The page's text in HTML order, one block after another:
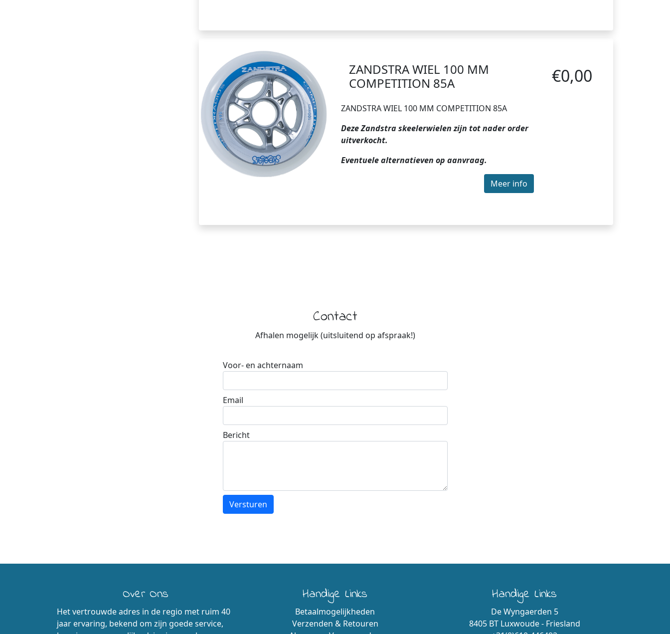
ZANDSTRA WIEL 100 MM
COMPETITION 85A
ZANDSTRA WIEL 100 MM COMPETITION 85A
Deze Zandstra skeelerwielen zijn tot nader order
uitverkocht.
Eventuele alternatieven op aanvraag.
Meer info
€0,00
Contact
Afhalen mogelijk (uitsluitend op afspraak!)
Voor- en achternaam
Email
Bericht
Over Ons
Het vertrouwde adres in de regio met ruim 40
jaar ervaring, bekend om zijn goede service,
Handige Links
Betaalmogelijkheden
Verzenden & Retouren
Handige Links
De Wyngaerden 5
8405 BT Luxwoude - Friesland